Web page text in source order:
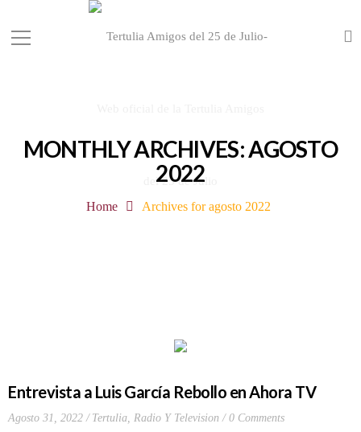
MONTHLY ARCHIVES: AGOSTO
2022
Home Archives for agosto 2022
Entrevista a Luis García Rebollo en Ahora TV
Agosto 31, 2022 Tertulia, Radio Y Television 0 Comments